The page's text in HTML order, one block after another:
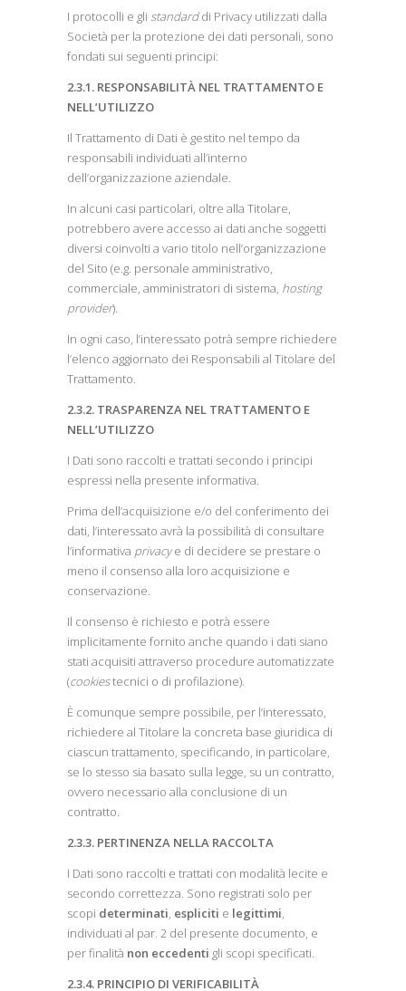
I protocolli e gli standarddi Privacy utilizzati dalla
Società per la protezione dei dati personali, sono
fondati sui seguenti principi:
2.3.1. RESPONSABILITÀ NEL TRATTAMENTO E
NELL’UTILIZZO
Il Trattamento di Dati è gestito nel tempo da
responsabili individuati all’interno
dell’organizzazione aziendale.
In alcuni casi particolari, oltre alla Titolare,
potrebbero avere accesso ai dati anche soggetti
diversi coinvolti a vario titolo nell’organizzazione
del Sito (e.g. personale amministrativo,
commerciale, amministratori di sistema, hosting
provider).
In ogni caso, l’interessato potrà sempre richiedere
l’elenco aggiornato dei Responsabili al Titolare del
Trattamento.
2.3.2. TRASPARENZA NEL TRATTAMENTO E
NELL’UTILIZZO
I Dati sono raccolti e trattati secondo i principi
espressi nella presente informativa.
Prima dell’acquisizione e/o del conferimento dei
dati, l’interessato avrà la possibilità di consultare
l’informativa privacye di decidere se prestare o
meno il consenso alla loro acquisizione e
conservazione.
Il consenso è richiesto e potrà essere
implicitamente fornito anche quando i dati siano
stati acquisiti attraverso procedure automatizzate
(cookiestecnici o di profilazione).
È comunque sempre possibile, per l’interessato,
richiedere al Titolare la concreta base giuridica di
ciascun trattamento, specificando, in particolare,
se lo stesso sia basato sulla legge, su un contratto,
ovvero necessario alla conclusione di un
contratto.
2.3.3. PERTINENZA NELLA RACCOLTA
I Dati sono raccolti e trattati con modalità lecite e
secondo correttezza. Sono registrati solo per
scopi determinati, espliciti e legittimi,
individuati al par. 2 del presente documento, e
per finalità non eccedenti gli scopi specificati.
2.3.4. PRINCIPIO DI VERIFICABILITÀ